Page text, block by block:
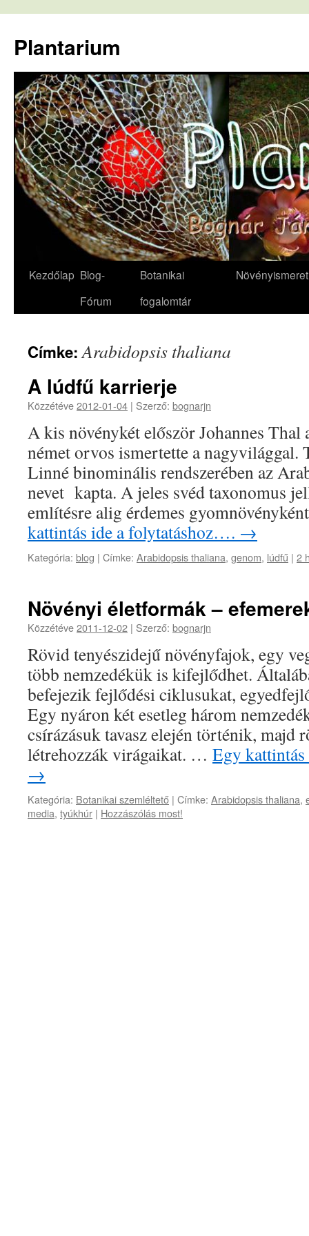
tartalomba
Plantarium
Kezdőlap Blog-
Fórum
Botanikai
fogalomtár
Növényismeret
Címke:Arabidopsis thaliana
A lúdfű karrierje
Közzétéve2012-01-04 | Szerző: bognarjn
A kis növénykét először Johannes Thal
német orvos ismertette a nagyvilággal.
Linné binominális rendszerében az
nevet kapta. A jeles svéd taxonomus
említésre alig érdemes
kattintás ide a folytatáshoz…. →
Kategória: blog | Címke: Arabidopsis thaliana, genom, lúdfű | 2
Növényi életformák –
Közzétéve2011-12-02 | Szerző: bognarjn
Rövid tenyészidejű növényfajok, egy
több nemzedékük is kifejlődhet.
befejezik fejlődési ciklusukat,
Egy nyáron két esetleg három
csírázásuk tavasz elején történik,
létrehozzák virágaikat. … Egy
→
Kategória: Botanikai szemléltető | Címke: Arabidopsis thaliana,
media, tyúkhúr | Hozzászólás most!